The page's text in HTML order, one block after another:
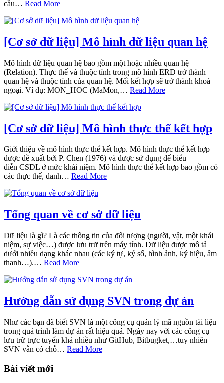
cầu… Read More
[Cơ sở dữ liệu] Mô hình dữ liệu quan hệ
Mô hình dữ liệu quan hệ bao gồm một hoặc nhiều quan hệ
(Relation). Thực thể và thuộc tính trong mô hình ERD trở thành
quan hệ và thuộc tính của quan hệ. Mối kết hợp sẽ trở thành khoá
ngoại. Ví dụ: MON_HOC (MaMon,… Read More
[Cơ sở dữ liệu] Mô hình thực thể kết hợp
Giới thiệu về mô hình thực thể kết hợp. Mô hình thực thể kết hợp
được đề xuất bởi P. Chen (1976) và được sử dụng để biểu
diễn CSDL ở mức khái niệm. Mô hình thực thể kết hợp bao gồm có
các thực thể, danh… Read More
Tổng quan về cơ sở dữ liệu
Dữ liệu là gì? Là các thông tin của đối tượng (người, vật, một khái
niệm, sự việc…) được lưu trữ trên máy tính. Dữ liệu được mô tả
dưới nhiều dạng khác nhau (các ký tự, ký số, hình ảnh, ký hiệu, âm
thanh…).… Read More
Hướng dẫn sử dụng SVN trong dự án
Như các bạn đã biết SVN là một công cụ quản lý mã nguồn tài liệu
trong quá trình làm dự án rất hiệu quả. Ngày nay với các công cụ
lưu trữ trực tuyến khá nhiều như GitHub, Bitbugket,…tuy nhiên
SVN vẫn có chỗ… Read More
Bài viết mới